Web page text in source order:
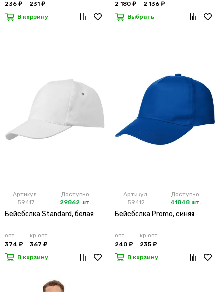
236 ₽
231 ₽
В корзину
2 180 ₽
2 136 ₽
Выбрать
Артикул:
59417
Доступно:
29862 шт.
Бейсболка Standard, белая
опт
374 ₽
кр.опт
367 ₽
В корзину
Артикул:
59412
Доступно:
41848 шт.
Бейсболка Promo, синяя
опт
240 ₽
кр.опт
235 ₽
В корзину